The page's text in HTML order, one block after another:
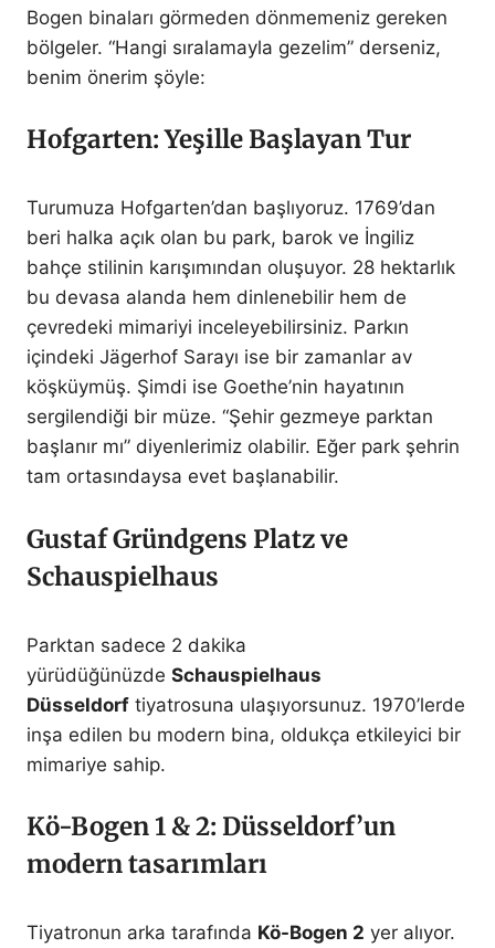
Bogen binaları görmeden dönmemeniz gereken
bölgeler. “Hangi sıralamayla gezelim” derseniz,
benim önerim şöyle:
Hofgarten: Yeşille Başlayan Tur
Turumuza Hofgarten’dan başlıyoruz. 1769’dan
beri halka açık olan bu park, barok ve İngiliz
bahçe stilinin karışımından oluşuyor. 28 hektarlık
bu devasa alanda hem dinlenebilir hem de
çevredeki mimariyi inceleyebilirsiniz. Parkın
içindeki Jägerhof Sarayı ise bir zamanlar av
köşküymüş. Şimdi ise Goethe’nin hayatının
sergilendiği bir müze. “Şehir gezmeye parktan
başlanır mı” diyenlerimiz olabilir. Eğer park şehrin
tam ortasındaysa evet başlanabilir.
Gustaf Gründgens Platz ve
Schauspielhaus
Parktan sadece 2 dakika
yürüdüğünüzde Schauspielhaus
Düsseldorf tiyatrosuna ulaşıyorsunuz. 1970’lerde
inşa edilen bu modern bina, oldukça etkileyici bir
mimariye sahip.
Kö-Bogen 1 & 2: Düsseldorf’un
modern tasarımları
Tiyatronun arka tarafında Kö-Bogen 2 yer alıyor.